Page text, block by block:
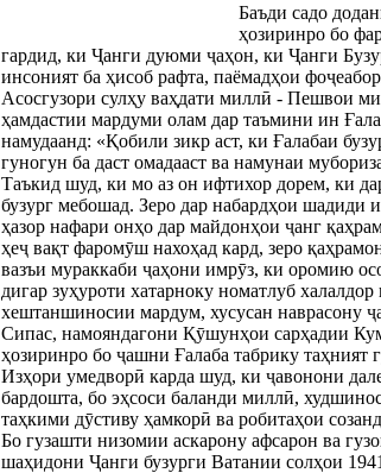
Баъди садо
ҳозиринро бо
гардид, ки Ҷанги дуюми ҷаҳон, ки Ҷанги
инсоният ба ҳисоб рафта, паёмадҳои
Асосгузори сулҳу ваҳдати миллӣ - Пешвои
ҳамдастии мардуми олам дар таъмини ин
намудаанд: «Қобили зикр аст, ки Ғалабаи
гуногун ба даст омадааст ва намунаи
Таъкид шуд, ки мо аз он ифтихор дорем, ки
бузург мебошад. Зеро дар набардҳои шадиди
ҳазор нафари онҳо дар майдонҳои ҷанг
ҳеҷ вақт фаромӯш нахоҳад кард, зеро
вазъи мураккаби ҷаҳони имрӯз, ки оромию
дигар зуҳуроти хатарноку номатлуб
хештаншиносии мардум, хусусан наврасону
Сипас, намояндагони Қӯшунҳои сарҳадии
ҳозиринро бо ҷашни Ғалаба табрику таҳният
Изҳори умедворӣ карда шуд, ки ҷавонони
бардошта, бо эҳсоси баланди миллӣ,
таҳкими дӯстиву ҳамкорӣ ва робитаҳои
Бо гузашти низомии аскарону афсарон ва
шаҳидони Ҷанги бузурги Ватании солҳои